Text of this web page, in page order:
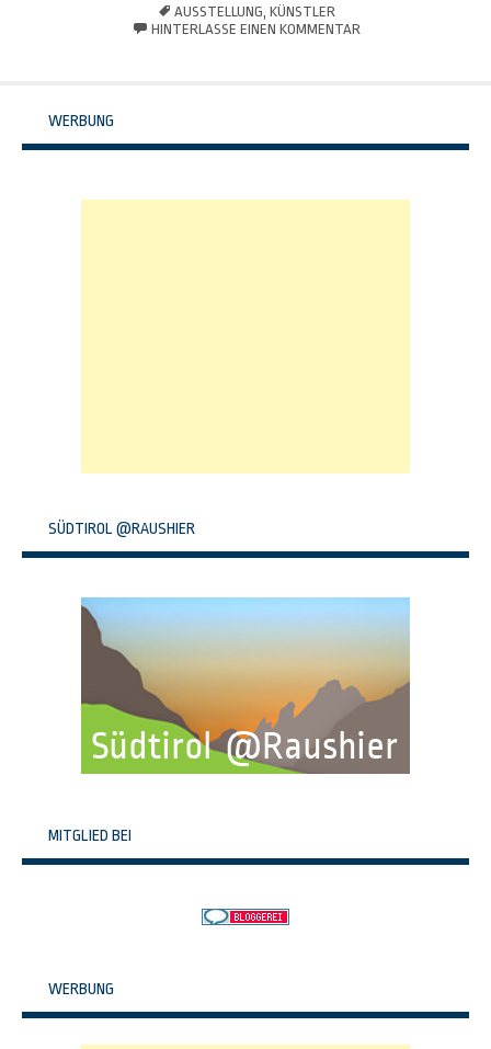
AUSSTELLUNG, KÜNSTLER
HINTERLASSE EINEN KOMMENTAR
WERBUNG
SÜDTIROL @RAUSHIER
MITGLIED BEI
WERBUNG